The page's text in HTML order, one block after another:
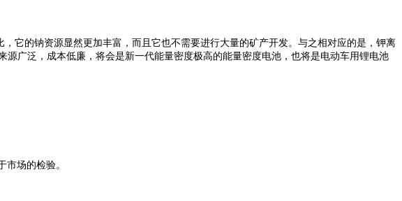
它的钠资源显然更加丰富，而且它也不需要进行大量的矿产开发。与之相对应的是，钾离
广泛，成本低廉，将会是新一代能量密度极高的能量密度电池，也将是电动车用锂电池
场的检验。